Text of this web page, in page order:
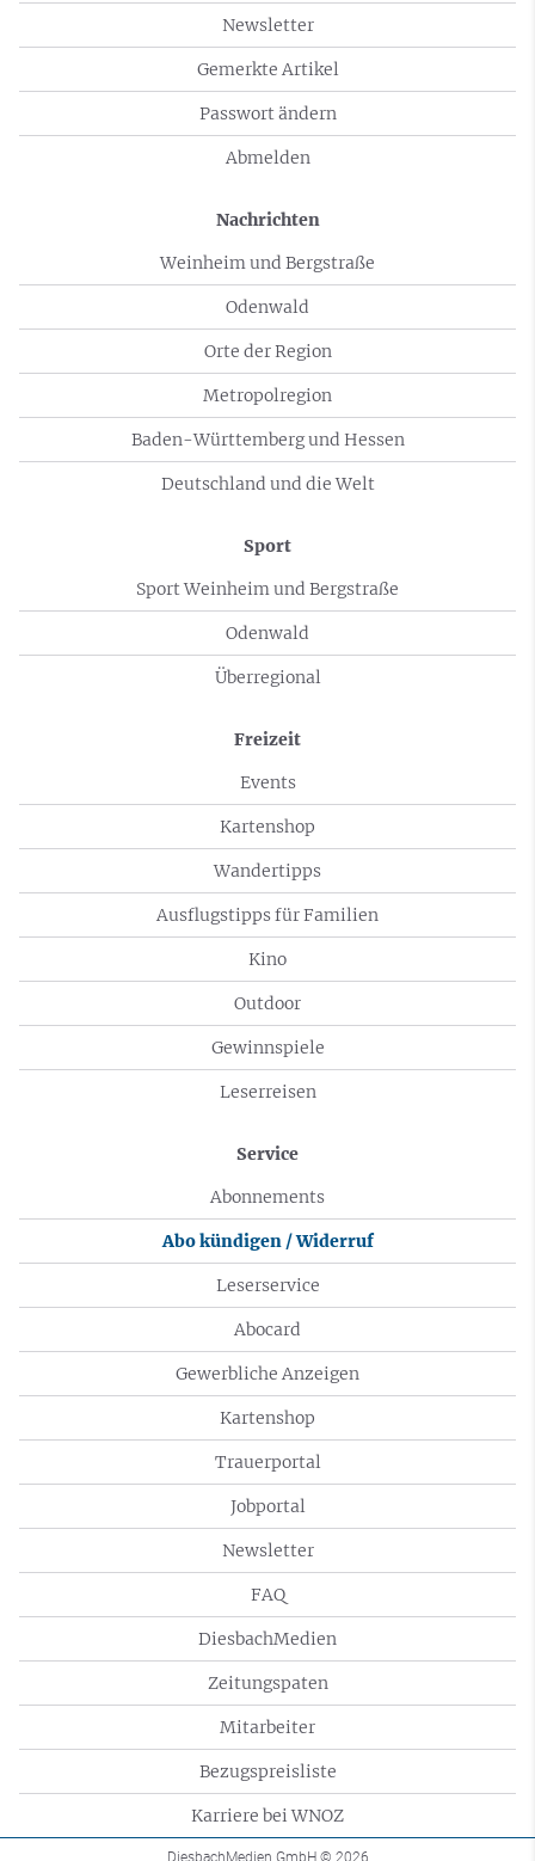
Newsletter
Gemerkte Artikel
Passwort ändern
Abmelden
Nachrichten
Weinheim und Bergstraße
Odenwald
Orte der Region
Metropolregion
Baden-Württemberg und Hessen
Deutschland und die Welt
Sport
Sport Weinheim und Bergstraße
Odenwald
Überregional
Freizeit
Events
Kartenshop
Wandertipps
Ausflugstipps für Familien
Kino
Outdoor
Gewinnspiele
Leserreisen
Service
Abonnements
Abo kündigen / Widerruf
Leserservice
Abocard
Gewerbliche Anzeigen
Kartenshop
Trauerportal
Jobportal
Newsletter
FAQ
DiesbachMedien
Zeitungspaten
Mitarbeiter
Bezugspreisliste
Karriere bei WNOZ
DiesbachMedien GmbH © 2026